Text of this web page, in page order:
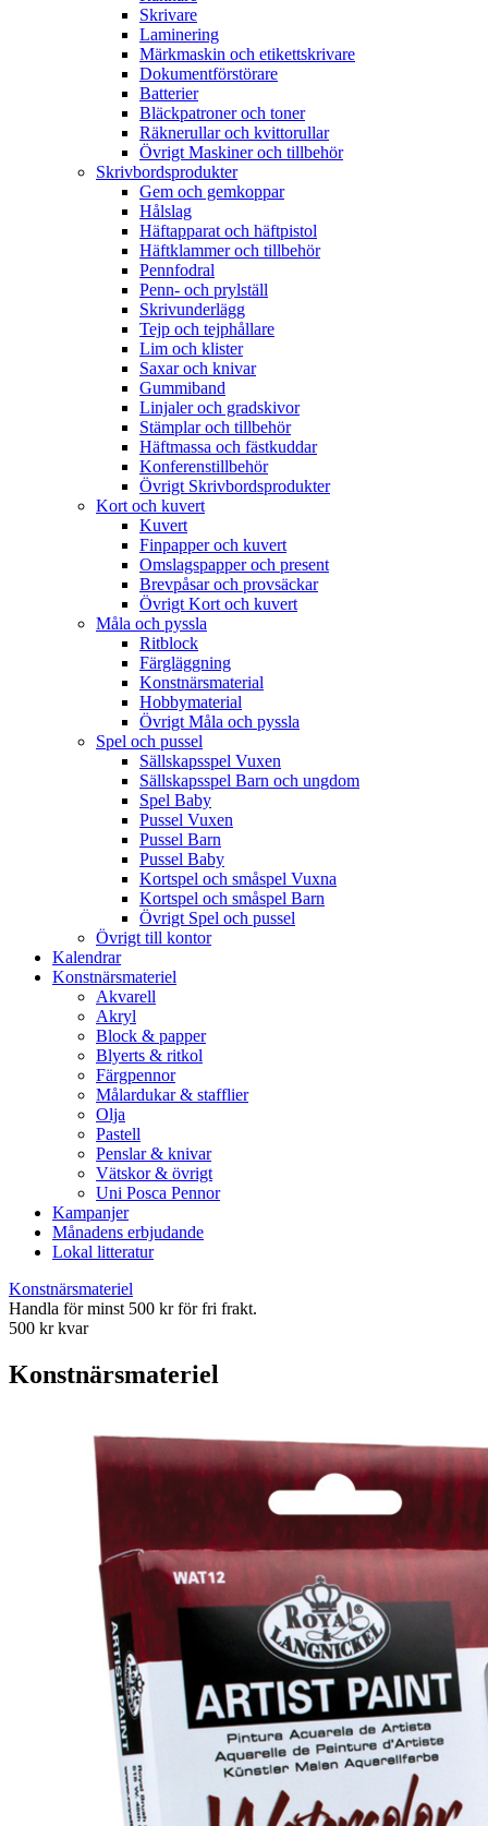
Skrivare
Laminering
Märkmaskin och etikettskrivare
Dokumentförstörare
Batterier
Bläckpatroner och toner
Räknerullar och kvittorullar
Övrigt Maskiner och tillbehör
Skrivbordsprodukter
Gem och gemkoppar
Hålslag
Häftapparat och häftpistol
Häftklammer och tillbehör
Pennfodral
Penn- och prylställ
Skrivunderlägg
Tejp och tejphållare
Lim och klister
Saxar och knivar
Gummiband
Linjaler och gradskivor
Stämplar och tillbehör
Häftmassa och fästkuddar
Konferenstillbehör
Övrigt Skrivbordsprodukter
Kort och kuvert
Kuvert
Finpapper och kuvert
Omslagspapper och present
Brevpåsar och provsäckar
Övrigt Kort och kuvert
Måla och pyssla
Ritblock
Färgläggning
Konstnärsmaterial
Hobbymaterial
Övrigt Måla och pyssla
Spel och pussel
Sällskapsspel Vuxen
Sällskapsspel Barn och ungdom
Spel Baby
Pussel Vuxen
Pussel Barn
Pussel Baby
Kortspel och småspel Vuxna
Kortspel och småspel Barn
Övrigt Spel och pussel
Övrigt till kontor
Kalendrar
Konstnärsmateriel
Akvarell
Akryl
Block & papper
Blyerts & ritkol
Färgpennor
Målardukar & stafflier
Olja
Pastell
Penslar & knivar
Vätskor & övrigt
Uni Posca Pennor
Kampanjer
Månadens erbjudande
Lokal litteratur
Konstnärsmateriel
Handla för minst 500 kr för fri frakt.
500 kr kvar
Konstnärsmateriel